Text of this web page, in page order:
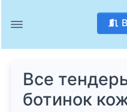
Все
ботинок